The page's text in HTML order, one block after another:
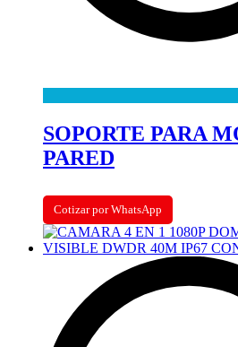
SOPORTE PARA
PARED
Cotizar por WhatsApp